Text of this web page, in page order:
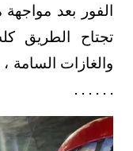
الفور بعد
تجتاح الطريق
والغازات السامة
. . . . . .